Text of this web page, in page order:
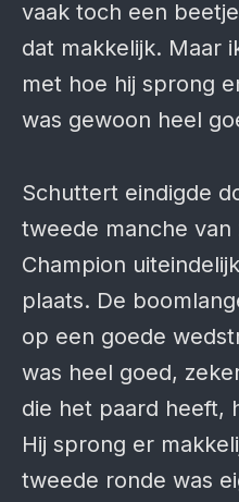
vaak toch een
dat makkelijk. Maar
met hoe hij sprong
was gewoon heel
Schuttert eindigde
tweede manche van
Champion
plaats. De
op een goede
was heel goed,
die het paard heeft,
Hij sprong er
tweede ronde was